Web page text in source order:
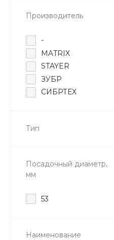
Производитель
-
MATRIX
STAYER
ЗУБР
СИБРТЕХ
Тип
Посадочный диаметр,
мм
53
Наименование